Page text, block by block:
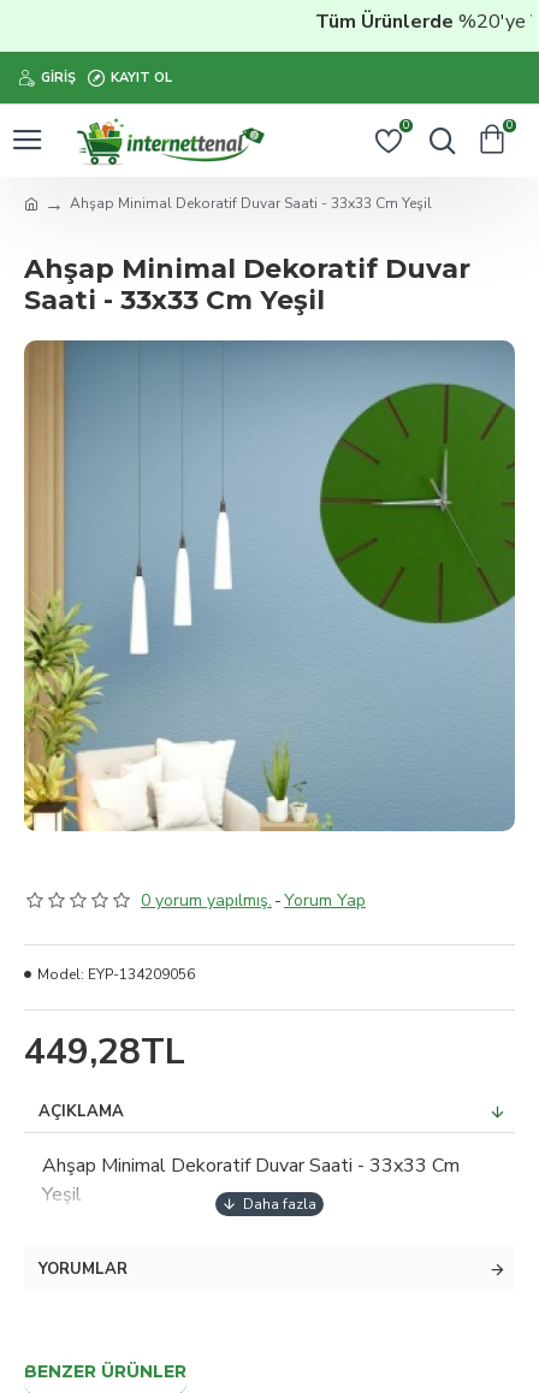
Tüm Ürünlerde%20'ye
GIRIŞ KAYIT OL
0 0
Ahşap Minimal Dekoratif Duvar Saati - 33x33 Cm Yeşil
Ahşap Minimal Dekoratif Duvar
Saati - 33x33 Cm Yeşil
0 yorum yapılmış. -Yorum Yap
449,28TL
Model: EYP-134209056
AÇIKLAMA
Ahşap Minimal Dekoratif Duvar Saati - 33x33 Cm
Yeşil
YORUMLAR
BENZER ÜRÜNLER